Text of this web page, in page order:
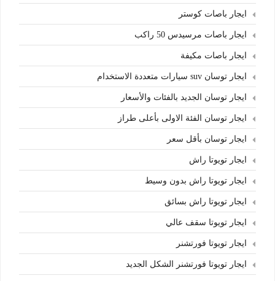
ايجار باصات كوستر
ايجار باصات مرسيدس 50 راكب
ايجار باصات مكيفة
ايجار توسان suv سيارات متعددة الاستخدام
ايجار توسان الجديد بالفئات والأسعار
ايجار توسان الفئة الاولى بأعلى طراز
ايجار توسان بأقل سعر
ايجار تويوتا راش
ايجار تويوتا راش بدون وسيط
ايجار تويوتا راش بسائق
ايجار تويوتا سقف عالي
ايجار تويوتا فورتشنر
ايجار تويوتا فورتشنر الشكل الجديد